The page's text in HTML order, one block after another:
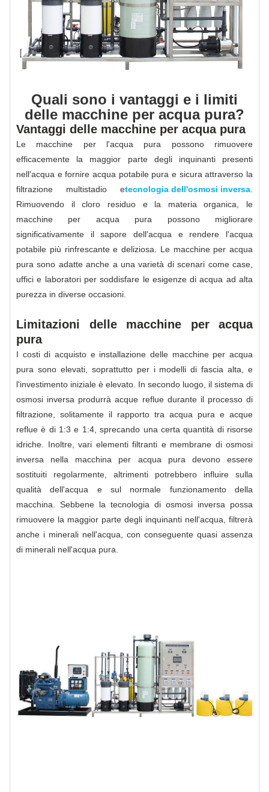
Quali sono i vantaggi e i limiti
delle macchine per acqua pura?
Vantaggi delle macchine per acqua pura
Le macchine per l'acqua pura possono rimuovere
efficacemente la maggior parte degli inquinanti presenti
nell'acqua e fornire acqua potabile pura e sicura attraverso la
filtrazione multistadio etecnologia dell'osmosi inversa
Rimuovendo il cloro residuo e la materia organica, le
macchine per acqua pura possono migliorare
significativamente il sapore dell'acqua e rendere l'acqua
potabile più rinfrescante e deliziosa. Le macchine per acqua
pura sono adatte anche a una varietà di scenari come case,
uffici e laboratori per soddisfare le esigenze di acqua ad alta
purezza in diverse occasioni.
Limitazioni delle macchine per acqua
pura
I costi di acquisto e installazione delle macchine per acqua
pura sono elevati, soprattutto per i modelli di fascia alta, e
l'investimento iniziale è elevato. In secondo luogo, il sistema di
osmosi inversa produrrà acque reflue durante il processo di
filtrazione, solitamente il rapporto tra acqua pura e acque
reflue è di 1:3 e 1:4, sprecando una certa quantità di risorse
idriche. Inoltre, vari elementi filtranti e membrane di osmosi
inversa nella macchina per acqua pura devono essere
sostituiti regolarmente, altrimenti potrebbero influire sulla
qualità dell'acqua e sul normale funzionamento della
macchina. Sebbene la tecnologia di osmosi inversa possa
rimuovere la maggior parte degli inquinanti nell'acqua, filtrerà
anche i minerali nell'acqua, con conseguente quasi assenza
di minerali nell'acqua pura.